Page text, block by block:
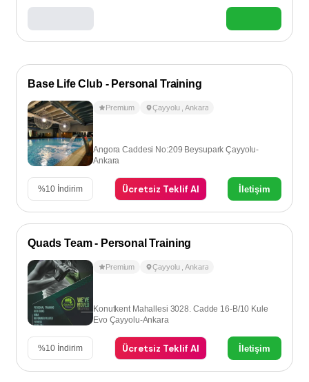
Base Life Club - Personal Training
Premium Çayyolu ,Ankara
Angora Caddesi No:209 Beysupark Çayyolu-
Ankara
%10 İndirim Ücretsiz Teklif Al İletişim
Quads Team - Personal Training
Premium Çayyolu ,Ankara
Konutkent Mahallesi 3028. Cadde 16-B/10 Kule
Evo Çayyolu-Ankara
%10 İndirim Ücretsiz Teklif Al İletişim